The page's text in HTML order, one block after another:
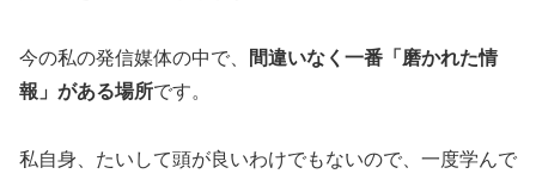
今の私の発信媒体の中で、
間違いなく一番「磨かれた情
報」がある場所です。
私自身、たいして頭が良いわけでもないので、一度学んで